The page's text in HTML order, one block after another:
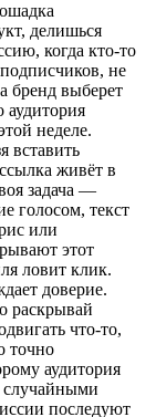
делишься
когда кто-то
не
бренд выберет
аудитория
неделе.
вставить
живёт в
задача —
голосом, текст
или
этот
ловит клик.
доверие.
раскрывай
что-то,
точно
аудитория
случайными
последуют